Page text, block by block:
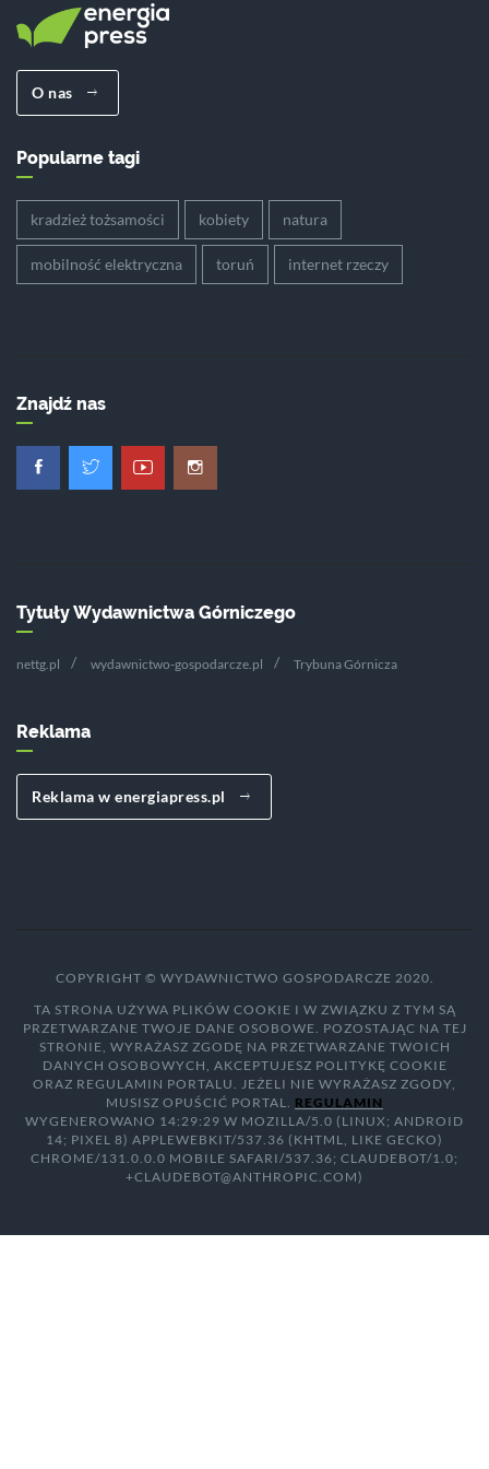
O nas
Popularne tagi
kradzież tożsamości kobiety natura
mobilność elektryczna toruń internet rzeczy
Znajdź nas
Tytuły Wydawnictwa Górniczego
nettg.pl wydawnictwo-gospodarcze.pl Trybuna Górnicza
Reklama
Reklama w energiapress.pl
COPYRIGHT © WYDAWNICTWO GOSPODARCZE 2020.
TA STRONA UŻYWA PLIKÓW COOKIE I W ZWIĄZKU Z TYM SĄ
PRZETWARZANE TWOJE DANE OSOBOWE. POZOSTAJĄC NA TEJ
STRONIE, WYRAŻASZ ZGODĘ NA PRZETWARZANE TWOICH
DANYCH OSOBOWYCH, AKCEPTUJESZ POLITYKĘ COOKIE
ORAZ REGULAMIN PORTALU. JEŻELI NIE WYRAŻASZ ZGODY,
MUSISZ OPUŚCIĆ PORTAL. REGULAMIN
WYGENEROWANO 14:29:29 W MOZILLA/5.0 (LINUX; ANDROID
14; PIXEL 8) APPLEWEBKIT/537.36 (KHTML, LIKE GECKO)
CHROME/131.0.0.0 MOBILE SAFARI/537.36; CLAUDEBOT/1.0;
+CLAUDEBOT@ANTHROPIC.COM)